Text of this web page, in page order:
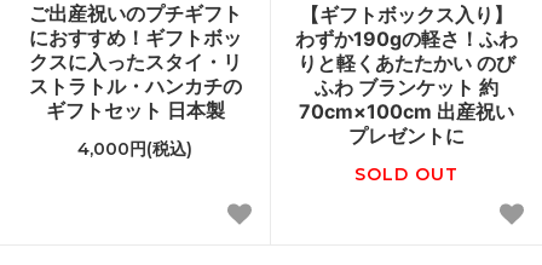
ご出産祝いのプチギフト
におすすめ！ギフトボッ
クスに入ったスタイ・リ
ストラトル・ハンカチの
ギフトセット 日本製
4,000円(税込)
【ギフトボックス入り】
わずか190gの軽さ！ふわ
りと軽くあたたかい のび
ふわ ブランケット 約
70cm×100cm 出産祝い
プレゼントに
SOLD OUT